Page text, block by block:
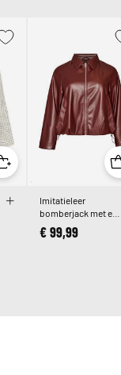
Imitatieleer
bomberjack met een
zoom met trekkoord
€ 99,99